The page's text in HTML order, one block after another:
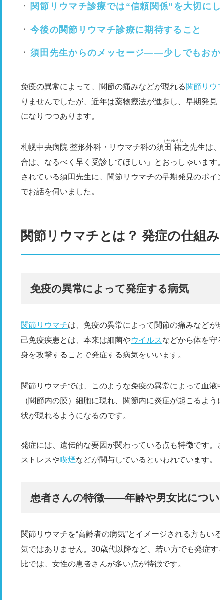
関節リウマチ診療では“信頼関係”を大切に
今後の関節リウマチ診療に期待すること
須田先生からのメッセージ――少しでもお
免疫の異常によって、関節の痛みなどが現れる関節リウ
りませんでしたが、近年は薬物療法が進歩し、早期発
になりつつあります。
札幌中央病院 整形外科・リウマチ科の須田 祐之
すだ ゆうし
先生は
合は、なるべく早く受診してほしい」とおっしゃいま
されている須田先生に、関節リウマチの早期発見のポ
でお話を伺いました。
関節リウマチとは？ 発症の仕組
免疫の異常によって発症する病気
関節リウマチは、免疫の異常によって関節の痛みなどが
己免疫疾患とは、本来は細菌やウイルスなどから体を守
身を攻撃することで発症する病気をいいます。
関節リウマチでは、このような免疫の異常によって血
（関節内の膜）細胞に現れ、関節内に炎症が起こるよ
状が現れるようになるのです。
発症には、遺伝的な要因が関わっている点も特徴です
ストレスや喫煙などが関与しているといわれています。
患者さんの特徴――年齢や男女比につ
関節リウマチを“高齢者の病気”とイメージされる方も
気ではありません。30歳代以降など、若い方でも発症
比では、女性の患者さんが多い点が特徴です。